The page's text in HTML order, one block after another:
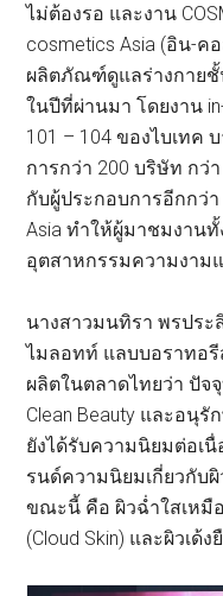
ไม่ต้องรอ และงาน
cosmetics Asia (อิน-ค
ผลิตภัณฑ์ดูแลร่างกายชั้
ในปีที่ผ่านมา โดยงาน
101 – 104 ของไบเทค
การกว่า 200 บริษัท กว่
กับผู้ประกอบการอีกกว่
Asia ทำให้ผู้มาชมงาน
อุตสาหกรรมความงาม
นางสาวมนทิรา พรประ
ไมลอทท์ แลบบอราทอรี
ผลิตในตลาดไทยว่า ปั
Clean Beauty และอนุ
ยังได้รับความนิยมต่อเ
รนด์ความนิยมเกี่ยวกับ
ขณะนี้ คือ ผิวฉ่ำใสเหมื
(Cloud Skin) และผิวเด้